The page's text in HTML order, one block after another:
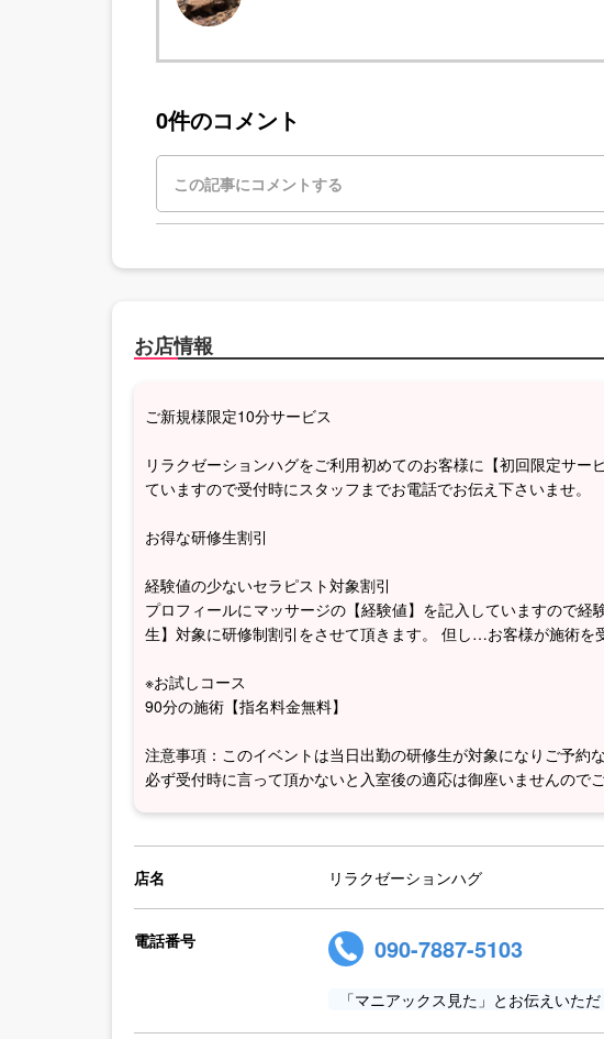
0件のコメント
お店情報
ご新規様限定10分サービス
リラクゼーションハグをご利用初めてのお客様に【初回限定サ
ていますので受付時にスタッフまでお電話でお伝え下さいませ。
お得な研修生割引
経験値の少ないセラピスト対象割引
プロフィールにマッサージの【経験値】を記入していますので
生】対象に研修制割引をさせて頂きます。 但し…お客様が施術を
※お試しコース
90分の施術【指名料金無料】
注意事項：このイベントは当日出勤の研修生が対象になりご予約
必ず受付時に言って頂かないと入室後の適応は御座いませんので
店名 リラクゼーションハグ
電話番号 090-7887-5103
「マニアックス見た」とお伝えいた